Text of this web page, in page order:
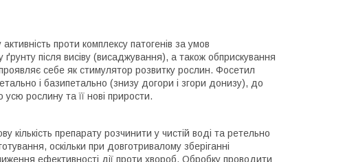
проти комплексу патогенів за умов
після висіву (висаджування), а також обприскування
себе як стимулятор розвитку рослин. Фосетил
і базипетально (знизу догори і згори донизу), до
рослину та її нові прирости.
препарату розчинити у чистій воді та ретельно
оскільки при довготривалому зберіганні
ефективності дії проти хвороб. Обробку проводити